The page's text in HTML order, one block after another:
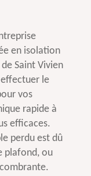
en isolation
Saint Vivien
effectuer le
vos
rapide à
efficaces.
perdu est dû
plafond, ou